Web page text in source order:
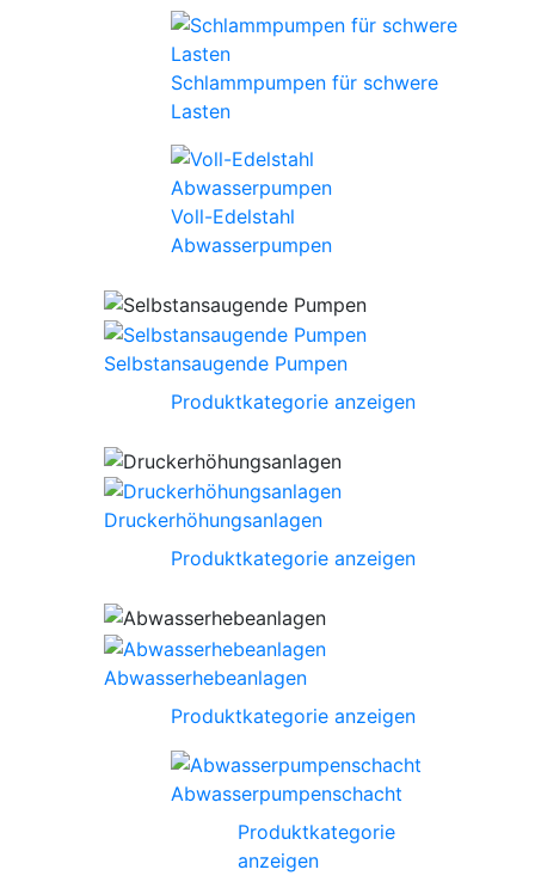
Schlammpumpen für schwere
Lasten
Voll-Edelstahl
Abwasserpumpen
Selbstansaugende Pumpen
Produktkategorie anzeigen
Druckerhöhungsanlagen
Produktkategorie anzeigen
Abwasserhebeanlagen
Produktkategorie anzeigen
Abwasserpumpenschacht
Produktkategorie
anzeigen